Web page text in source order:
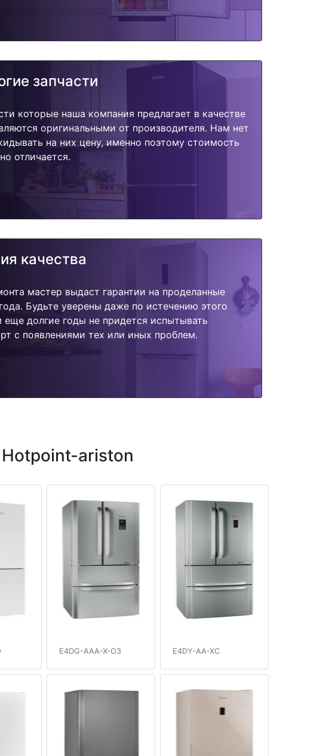
запчасти
которые наша компания предлагает в качестве
оригинальными от производителя. Нам нет
на них цену, именно поэтому стоимость
отличается.
качества
мастер выдаст гарантии на проделанные
Будьте уверены даже по истечению этого
еще долгие годы не придется испытывать
с появлениями тех или иных проблем.
ariston
E4DG-AAA-X-O3 E4DY-AA-XC